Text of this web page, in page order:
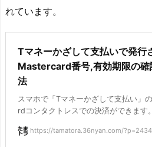
れています。
Tマネーかざして支払いで発行
Mastercard番号,有効期限の確
法
スマホで「Tマネーかざして支払い」
rdコンタクトレスでの決済ができます
https://tamatora.36nyan.com/